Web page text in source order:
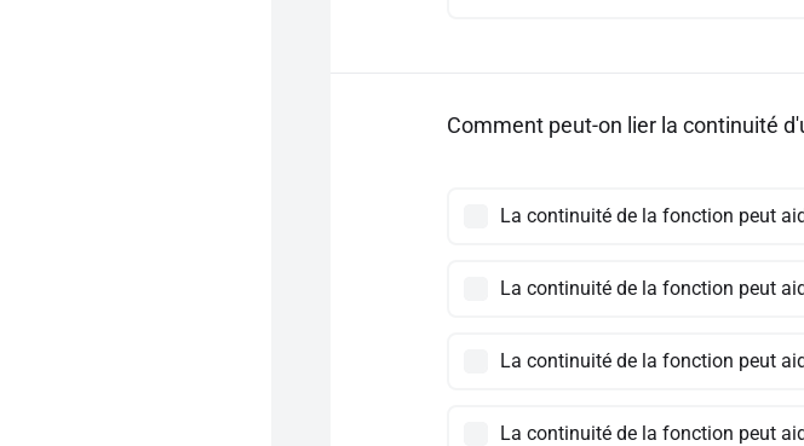
Comment peut-on lier la continuité
La continuité de la fonction peut
La continuité de la fonction peut
La continuité de la fonction peut
La continuité de la fonction peut